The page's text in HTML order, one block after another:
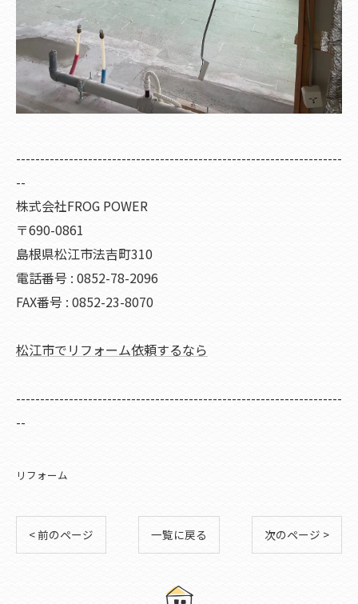
--------------------------------------------------------------------
--
株式会社FROG POWER
〒690-0861
島根県松江市法吉町310
電話番号 : 0852-78-2096
FAX番号 : 0852-23-8070
松江市でリフォーム依頼するなら
--------------------------------------------------------------------
--
リフォーム
< 前のページ 一覧に戻る 次のページ >